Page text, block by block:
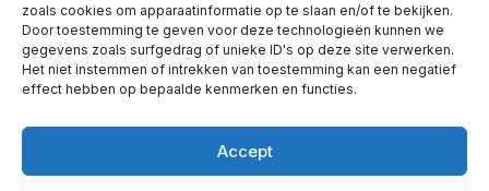
zoals cookies om apparaatinformatie op te slaan en/of te bekijken.
Door toestemming te geven voor deze technologieën kunnen we
gegevens zoals surfgedrag of unieke ID's op deze site verwerken.
Het niet instemmen of intrekken van toestemming kan een negatief
effect hebben op bepaalde kenmerken en functies.
Accept